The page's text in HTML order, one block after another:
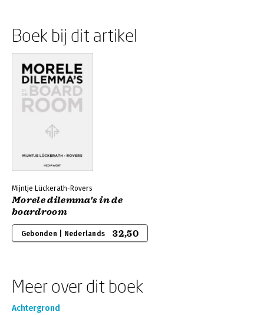
Boek bij dit artikel
Mijntje Lückerath-Rovers
Morele dilemma's in de
boardroom
Gebonden | Nederlands 32,50
Meer over dit boek
Achtergrond